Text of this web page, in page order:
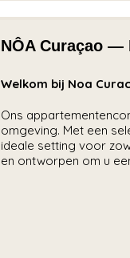
NÔA Curaçao —
Welkom bij Noa
Ons
omgeving. Met een
ideale setting voor
en ontworpen om u